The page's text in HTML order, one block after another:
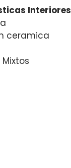
Interiores
ceramica